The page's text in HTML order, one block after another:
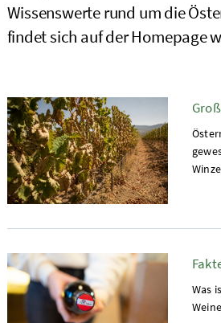
Wissenswerte rund um die
findet sich auf der Homepage
Was